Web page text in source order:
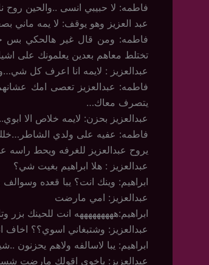
فاطمه: لا حبيبي انسى ..والحين
عبد العزيز وهو يوقف: لا يمه
فاطمه: ومن قال غير هالحكي بس
تختلط معاهم بعدين يعلمونك على
عبدالعزيز : لايمه انا اعرف كل
فاطمه: عبدالعزيز تعصى امك
يتصرف معاك…
عبدالعزيز بحزن: لايمه خلاص الا
فاطمه: عفيه على ولدي
يروح عبدالعزيز للغرفه ويحط راسه
عبدالعزيز : هلا ابراهيم بغيت شي؟
ابراهيم: وينك انت؟ يبا قعده وسوالف
عبدالعزيز: امي مارضت
ابراهيم:هههههههههه انت للحينك بزر
عبدالعزيز: وشتبغاني اسوي؟؟ اخاف
ابراهيم: يبا لاسالفه ولاهم يحزنون
عبدالعزيز: ياخوي اقولك مارضت